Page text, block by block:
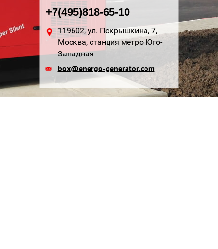
+7(495)818-65-10
119602, ул. Покрышкина, 7,
Москва, станция метро Юго-
Западная
box@energo-generator.com